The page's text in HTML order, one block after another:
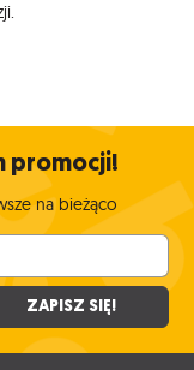
promocji!
na bieżąco
ZAPISZ SIĘ!